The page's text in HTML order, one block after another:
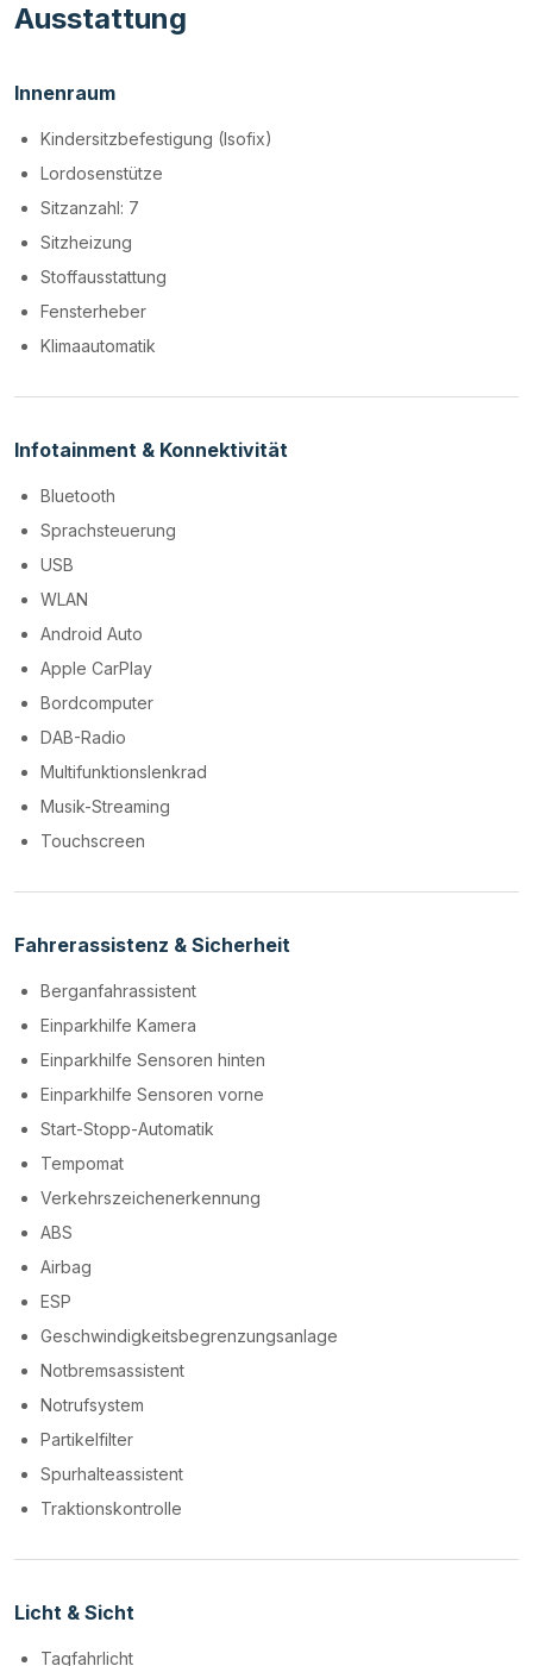
Ausstattung
Innenraum
Kindersitzbefestigung (Isofix)
Lordosenstütze
Sitzanzahl: 7
Sitzheizung
Stoffausstattung
Fensterheber
Klimaautomatik
Infotainment & Konnektivität
Bluetooth
Sprachsteuerung
USB
WLAN
Android Auto
Apple CarPlay
Bordcomputer
DAB-Radio
Multifunktionslenkrad
Musik-Streaming
Touchscreen
Fahrerassistenz & Sicherheit
Berganfahrassistent
Einparkhilfe Kamera
Einparkhilfe Sensoren hinten
Einparkhilfe Sensoren vorne
Start-Stopp-Automatik
Tempomat
Verkehrszeichenerkennung
ABS
Airbag
ESP
Geschwindigkeitsbegrenzungsanlage
Notbremsassistent
Notrufsystem
Partikelfilter
Spurhalteassistent
Traktionskontrolle
Licht & Sicht
Tagfahrlicht